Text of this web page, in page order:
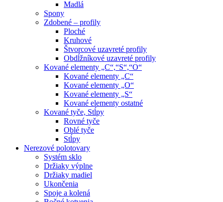
Madlá
Spony
Zdobené – profily
Ploché
Kruhové
Štvorcové uzavreté profily
Obdĺžníkové uzavreté profily
Kované elementy „C“,“S“,“O“
Kované elementy „C“
Kované elementy „O“
Kované elementy „S“
Kované elementy ostatné
Kované tyče, Stĺpy
Rovné tyče
Oblé tyče
Stĺpy
Nerezové polotovary
Systém sklo
Držiaky výplne
Držiaky madiel
Ukončenia
Spoje a kolená